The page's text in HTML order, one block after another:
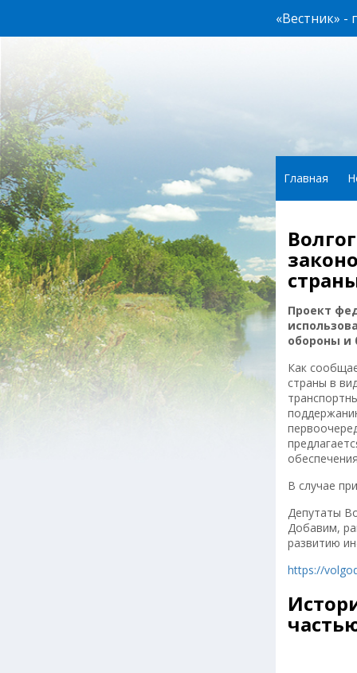
«Вестник» -
Главная
Проект
обороны и
Как
страны в
В случае
Депутаты
Добавим,
развитию
https://